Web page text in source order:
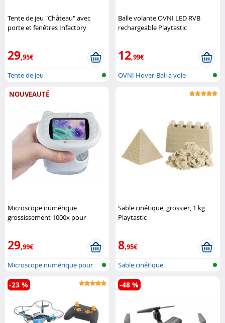
Tente de jeu "Château" avec
porte et fenêtres Infactory
29,95€
Tente de jeu
Balle volante OVNI LED RVB
rechargeable Playtastic
12,99€
OVNI Hover-Ball à vole
NOUVEAUTÉ
Microscope numérique
grossissement 1000x pour
29,99€
Microscope numérique pour
enfants a..
Sable cinétique, grossier, 1 kg
Playtastic
8,95€
Sable cinétique
-23 % -48 %